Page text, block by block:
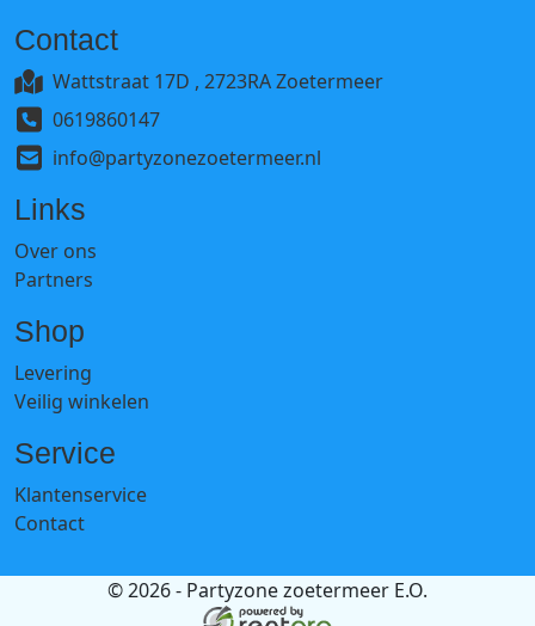
Contact
Wattstraat 17D , 2723RA Zoetermeer
0619860147
info@partyzonezoetermeer.nl
Links
Over ons
Partners
Shop
Levering
Veilig winkelen
Service
Klantenservice
Contact
© 2026 - Partyzone zoetermeer E.O.